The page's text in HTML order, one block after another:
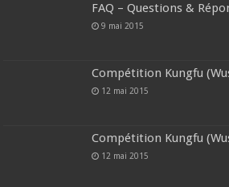
FAQ – Questions &
9 mai 2015
Compétition Kungfu
12 mai 2015
Compétition Kungfu
12 mai 2015